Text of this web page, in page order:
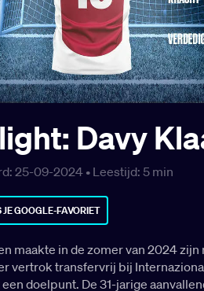
Davy
25-09-2024 • Leestijd: 5min
GOOGLE-FAVORIET
maakte in de zomer van 2024
vertrok transfervrij bij
doelpunt. De 31-jarige